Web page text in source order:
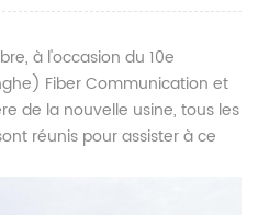
à l'occasion du 10e
Fiber Communication et
de la nouvelle usine, tous les
réunis pour assister à ce